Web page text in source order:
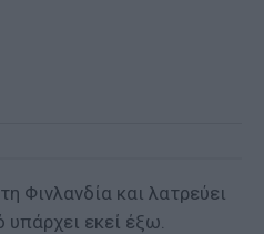
Φινλανδία και λατρεύει
υπάρχει εκεί έξω.